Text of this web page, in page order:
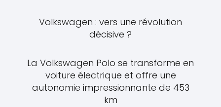
Volkswagen : vers une révolution
décisive ?
La Volkswagen Polo se transforme en
voiture électrique et offre une
autonomie impressionnante de 453
km